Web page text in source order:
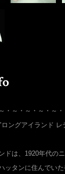
・～・～・～・～
ングアイランド レ
ドは、1920年代の
ッタンに住んでい